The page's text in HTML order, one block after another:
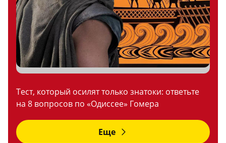
Тест, который осилят только знатоки: ответьте
на 8 вопросов по «Одиссее» Гомера
Еще